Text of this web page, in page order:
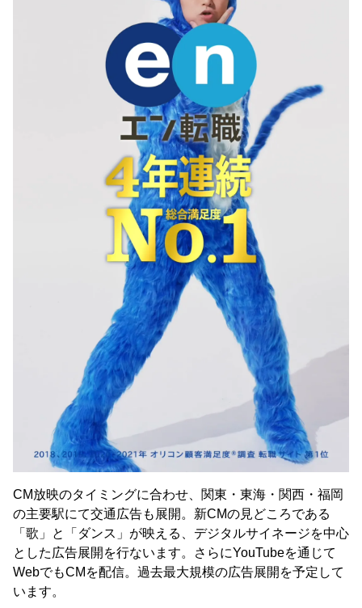
CM放映のタイミングに合わせ、関東・東海・関西・福岡
の主要駅にて交通広告も展開。新CMの見どころである
「歌」と「ダンス」が映える、デジタルサイネージを中心
とした広告展開を行ないます。さらにYouTubeを通じて
WebでもCMを配信。過去最大規模の広告展開を予定して
います。